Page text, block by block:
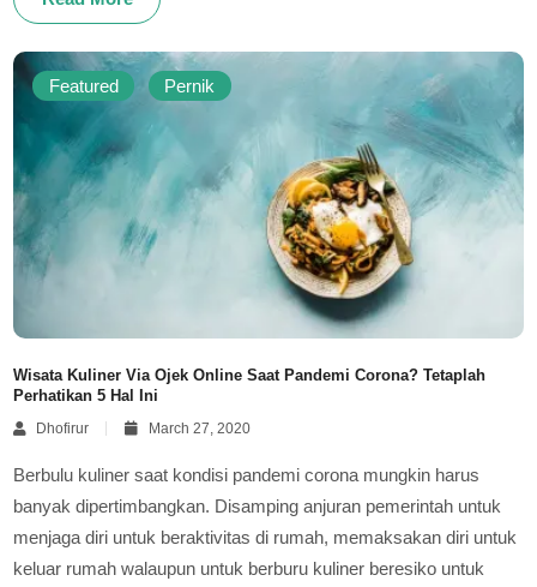
Featured Pernik
Wisata Kuliner Via Ojek Online Saat Pandemi Corona? Tetaplah
Perhatikan 5 Hal Ini
Dhofirur
March 27, 2020
Berbulu kuliner saat kondisi pandemi corona mungkin harus
banyak dipertimbangkan. Disamping anjuran pemerintah untuk
menjaga diri untuk beraktivitas di rumah, memaksakan diri untuk
keluar rumah walaupun untuk berburu kuliner beresiko untuk